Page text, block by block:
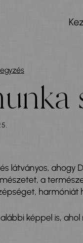
látványos, ahogy
a
harmóniát
képpel is,